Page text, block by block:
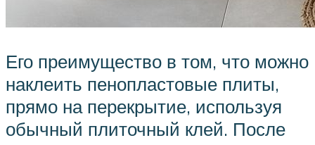
Его преимущество в том, что можно
наклеить пенопластовые плиты,
прямо на перекрытие, используя
обычный плиточный клей. После